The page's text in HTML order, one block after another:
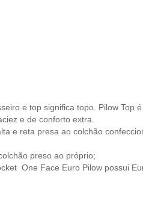
e top significa topo. Pilow
e de conforto extra.
e reta presa ao colchão
preso ao próprio;
One Face Euro Pilow possui